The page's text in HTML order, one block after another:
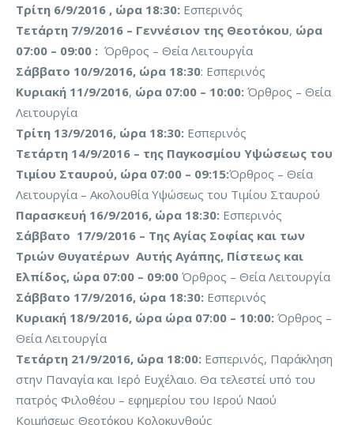
Τρίτη 6/9/2016 , ώρα 18:30: Εσπερινός
Τετάρτη 7/9/2016 – Γεννέσιον της Θεοτόκου, ώρα
07:00 – 09:00 : Όρθρος – Θεία Λειτουργία
Σάββατο 10/9/2016, ώρα 18:30: Εσπερινός
Κυριακή 11/9/2016, ώρα 07:00 – 10:00: Όρθρος – Θεία
Λειτουργία
Τρίτη 13/9/2016, ώρα 18:30: Εσπερινός
Τετάρτη 14/9/2016 – της Παγκοσμίου Υψώσεως του
Τιμίου Σταυρού, ώρα 07:00 – 09:15:Όρθρος – Θεία
Λειτουργία – Ακολουθία Υψώσεως του Τιμίου Σταυρού
Παρασκευή 16/9/2016, ώρα 18:30: Εσπερινός
Σάββατο 17/9/2016 – Της Αγίας Σοφίας και των
Τριών Θυγατέρων Αυτής Αγάπης, Πίστεως και
Ελπίδος, ώρα 07:00 – 09:00 Όρθρος – Θεία Λειτουργία
Σάββατο 17/9/2016, ώρα 18:30: Εσπερινός
Κυριακή 18/9/2016, ώρα ώρα 07:00 – 10:00: Όρθρος –
Θεία Λειτουργία
Τετάρτη 21/9/2016, ώρα 18:00: Εσπερινός, Παράκληση
στην Παναγία και Ιερό Ευχέλαιο. Θα τελεστεί υπό του
πατρός Φιλοθέου – εφημερίου του Ιερού Ναού
Κοιμήσεως Θεοτόκου Κολοκυνθούς